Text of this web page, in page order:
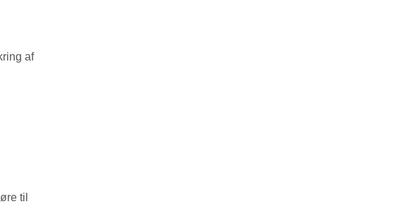
af
til